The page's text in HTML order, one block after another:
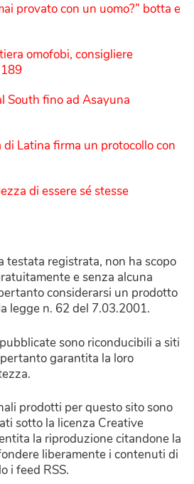
provato con un uomo?” botta e
omofobi, consigliere
South fino ad Asayuna
Latina firma un protocollo con
di essere sé stesse
testata registrata, non ha scopo
e senza alcuna
considerarsi un prodotto
legge n. 62 del 7.03.2001.
sono riconducibili a siti
garantita la loro
prodotti per questo sito sono
sotto la licenza Creative
la riproduzione citandone la
liberamente i contenuti di
i feed RSS.